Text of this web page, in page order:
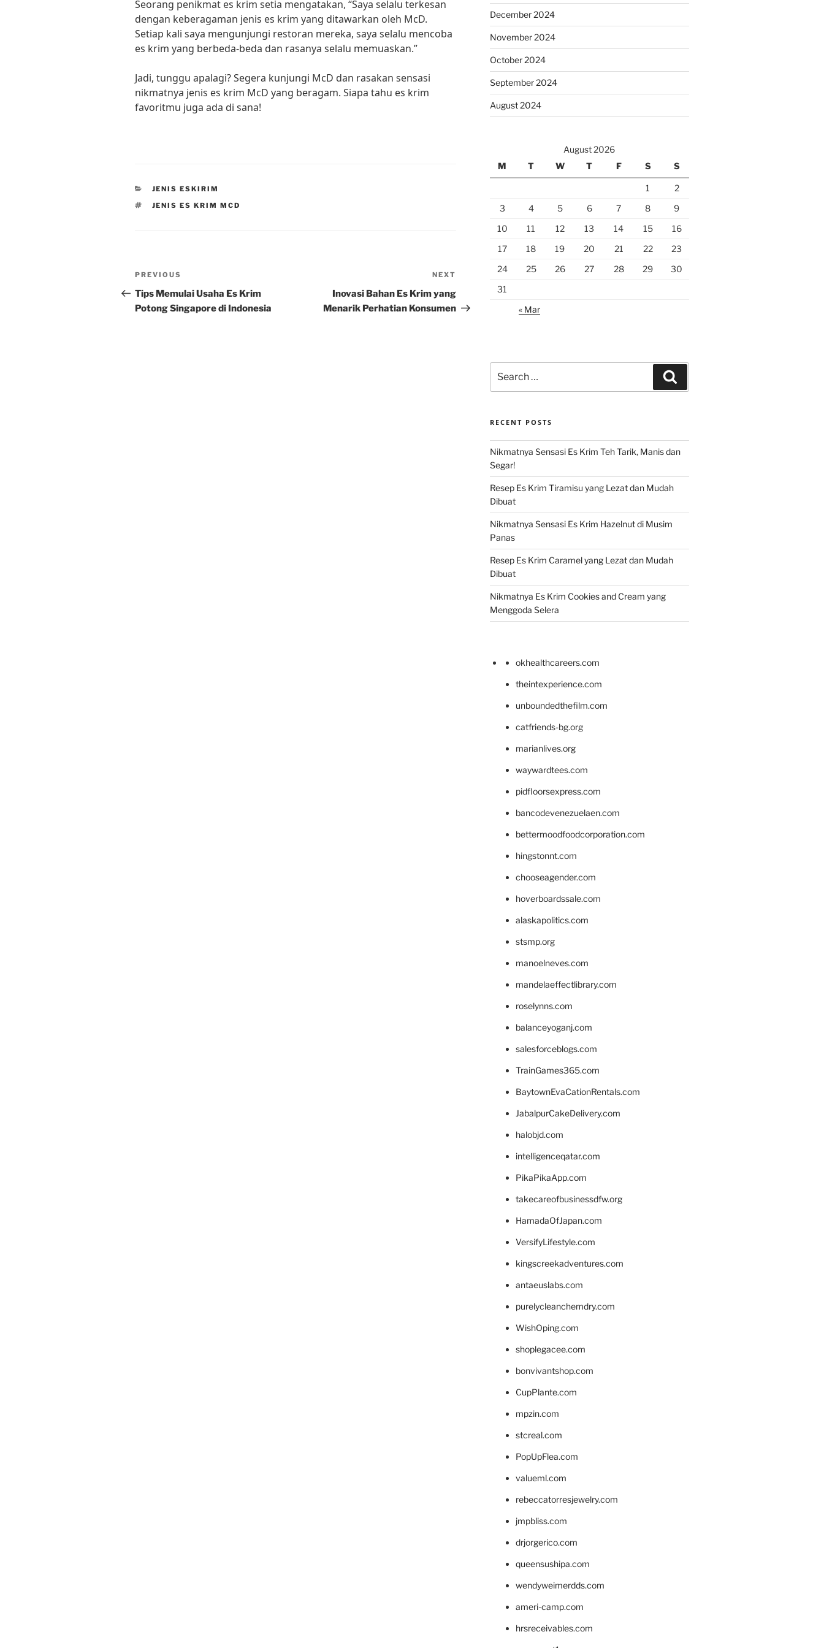
Seorang penikmat es krim setia mengatakan, “Saya selalu terkesan
dengan keberagaman jenis es krim yang ditawarkan oleh McD.
Setiap kali saya mengunjungi restoran mereka, saya selalu mencoba
es krim yang berbeda-beda dan rasanya selalu memuaskan.”
Jadi, tunggu apalagi? Segera kunjungi McD dan rasakan sensasi
nikmatnya jenis es krim McD yang beragam. Siapa tahu es krim
favoritmu juga ada di sana!
CATEGORIES
JENIS ESKIRIM
TAGS
JENIS ES KRIM MCD
Post
navigation
Previous
Post
PREVIOUS
Tips Memulai Usaha Es Krim
Potong Singapore di Indonesia
Post
NEXT
Inovasi Bahan Es Krim yang
Menarik Perhatian Konsumen
December 2024
November 2024
October 2024
September 2024
August 2024
August 2026
M
T W T F S S
1
2
3
4 5 6 7 8
9
10
11 12 13 14 15
16
17
18 19 20 21 22
23
24
25 26 27 28 29
30
31
« Mar
for:
RECENT POSTS
Nikmatnya Sensasi Es Krim Teh Tarik, Manis dan
Segar!
Resep Es Krim Tiramisu yang Lezat dan Mudah
Dibuat
Nikmatnya Sensasi Es Krim Hazelnut di Musim
Panas
Resep Es Krim Caramel yang Lezat dan Mudah
Dibuat
Nikmatnya Es Krim Cookies and Cream yang
Menggoda Selera
okhealthcareers.com
theintexperience.com
unboundedthefilm.com
catfriends-bg.org
marianlives.org
waywardtees.com
pidfloorsexpress.com
bancodevenezuelaen.com
bettermoodfoodcorporation.com
hingstonnt.com
chooseagender.com
hoverboardssale.com
alaskapolitics.com
stsmp.org
manoelneves.com
mandelaeffectlibrary.com
roselynns.com
balanceyoganj.com
salesforceblogs.com
TrainGames365.com
BaytownEvaCationRentals.com
JabalpurCakeDelivery.com
halobjd.com
intelligenceqatar.com
PikaPikaApp.com
takecareofbusinessdfw.org
HamadaOfJapan.com
VersifyLifestyle.com
kingscreekadventures.com
antaeuslabs.com
purelycleanchemdry.com
WishOping.com
shoplegacee.com
bonvivantshop.com
CupPlante.com
mpzin.com
stcreal.com
PopUpFlea.com
valueml.com
rebeccatorresjewelry.com
jmpbliss.com
drjorgerico.com
queensushipa.com
wendyweimerdds.com
ameri-camp.com
hrsreceivables.com